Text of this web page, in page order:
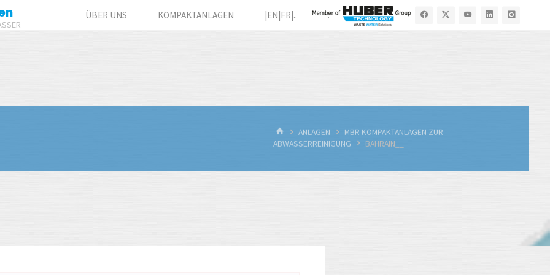
ÜBER UNS KOMPAKTANLAGEN |EN|FR|.. .
STARTANLAGEN
MBR KOMPAKTANLAGEN ZUR
ABWASSERREINIGUNG
BAHRAIN__